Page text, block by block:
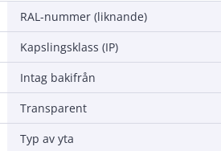
RAL-nummer (liknande)
Kapslingsklass (IP)
Intag bakifrån
Transparent
Typ av yta